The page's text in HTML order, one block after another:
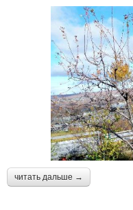
читать дальше →